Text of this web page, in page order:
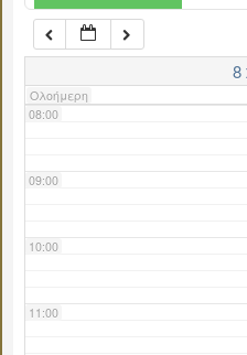
8
Ολοήμερη
07:00
08:00
09:00
10:00
11:00